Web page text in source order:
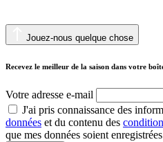
Jouez-nous quelque chose
Recevez le meilleur de la saison dans votre
Votre adresse e-mail
J'ai pris connaissance des
données et du contenu des
que mes données soient